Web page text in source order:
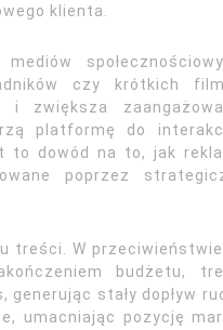
klienta.
czy krótkich
zwiększa
platformę do
to dowód na to, jak
poprzez
treści. W
budżetu,
stały dopływ
umacniając pozycję